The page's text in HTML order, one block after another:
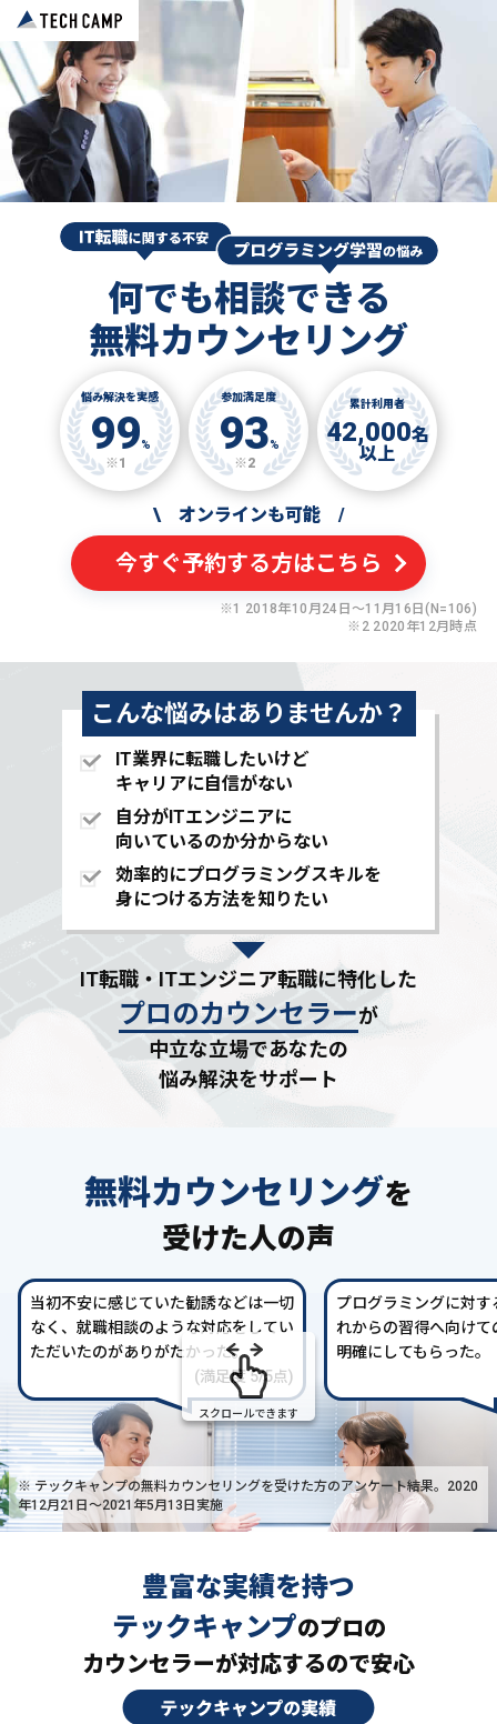
何でも相談できる
無料カウンセリング
悩み解決を実感
99%
※1
参加満足度
93%
※2
累計利用者
42,000名
以上
\ オンラインも可能 /
今すぐ予約する方はこちら
※1 2018年10月24日〜11月16日(N=106)
※2 2020年12月時点
こんな悩みはありませんか？
IT業界に転職したいけど
キャリアに自信がない
自分がITエンジニアに
向いているのか分からない
効率的にプログラミングスキルを
身につける方法を知りたい
IT転職・ITエンジニア転職に特化した
プロのカウンセラーが
中立な立場であなたの
悩み解決をサポート
無料カウンセリングを
受けた人の声
当初不安に感じていた勧誘などは一切
なく、就職相談のような対応をしてい
ただいたのがありがたかった。
(満足度 5/5点)
プログラミングに対
れからの習得へ向け
明確にしてもらった。
スクロールできます
※ テックキャンプの無料カウンセリングを受けた方のアンケート結果。2020
年12月21日〜2021年5月13日実施
豊富な実績を持つ
テックキャンプのプロの
カウンセラーが対応するので安心